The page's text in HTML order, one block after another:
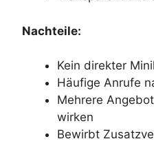
Nachteile:
Kein direkter
Häufige Anrufe
Mehrere
wirken
Bewirbt